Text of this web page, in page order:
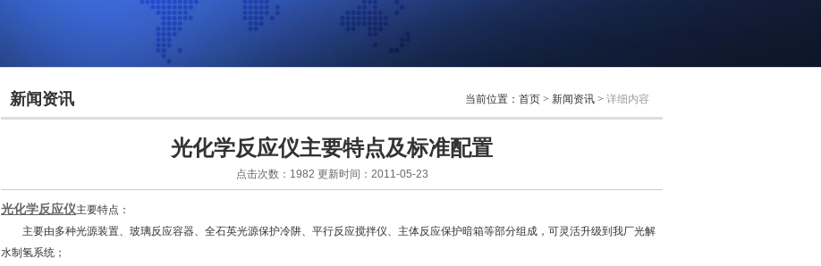
新闻资讯 当前位置： 首页 > 新闻资讯 > 详细内容
光化学反应仪主要特点及标准配置
点击次数：1982 更新时间：2011-05-23
光化学反应仪主要特点：
主要由多种光源装置、玻璃反应容器、全石英光源保护冷阱、平行反应搅拌仪、主体反应保护暗箱等部分组成，可灵活升级到我厂光解
水制氢系统；